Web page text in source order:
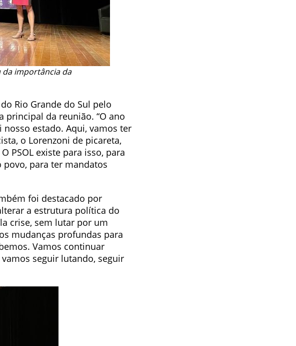
da importância da
Rio Grande do Sul pelo
principal da reunião. “O ano
estado. Aqui, vamos ter
o Lorenzoni de picareta,
PSOL existe para isso, para
para ter mandatos
foi destacado por
a estrutura política do
crise, sem lutar por um
mudanças profundas para
Vamos continuar
seguir lutando, seguir